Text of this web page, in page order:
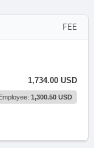
FEE
1,734.00 USD
1,300.50 USD